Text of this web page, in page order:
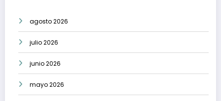
agosto 2026
julio 2026
junio 2026
mayo 2026